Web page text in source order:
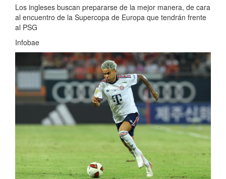
Los ingleses buscan prepararse de la mejor manera, de cara
al encuentro de la Supercopa de Europa que tendrán frente
al PSG
Infobae